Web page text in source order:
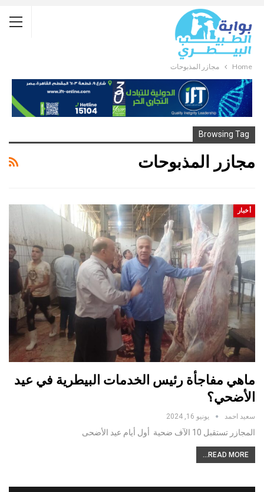
Home مجازر المذبوحات
Browsing Tag
مجازر المذبوحات
أخبار
ماهي مفاجأة رئيس الخدمات البيطرية في عيد
الأضحي؟
سعيد احمد يونيو 16, 2024
المجازر تستقبل 10 الآف ضحية أول أيام عيد الأضحى
READ MORE...